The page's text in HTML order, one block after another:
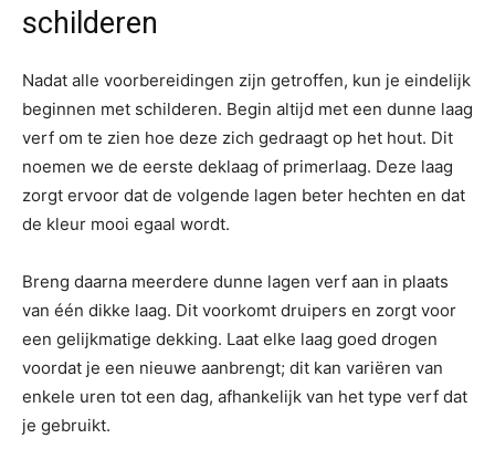
schilderen
Nadat alle voorbereidingen zijn getroffen, kun je eindelijk
beginnen met schilderen. Begin altijd met een dunne laag
verf om te zien hoe deze zich gedraagt op het hout. Dit
noemen we de eerste deklaag of primerlaag. Deze laag
zorgt ervoor dat de volgende lagen beter hechten en dat
de kleur mooi egaal wordt.
Breng daarna meerdere dunne lagen verf aan in plaats
van één dikke laag. Dit voorkomt druipers en zorgt voor
een gelijkmatige dekking. Laat elke laag goed drogen
voordat je een nieuwe aanbrengt; dit kan variëren van
enkele uren tot een dag, afhankelijk van het type verf dat
je gebruikt.